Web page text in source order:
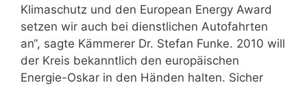
Klimaschutz und den European Energy Award
setzen wir auch bei dienstlichen Autofahrten
an“, sagte Kämmerer Dr. Stefan Funke. 2010 will
der Kreis bekanntlich den europäischen
Energie-Oskar in den Händen halten. Sicher